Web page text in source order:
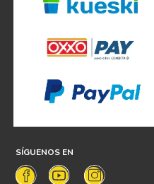
SÍGUENOS EN